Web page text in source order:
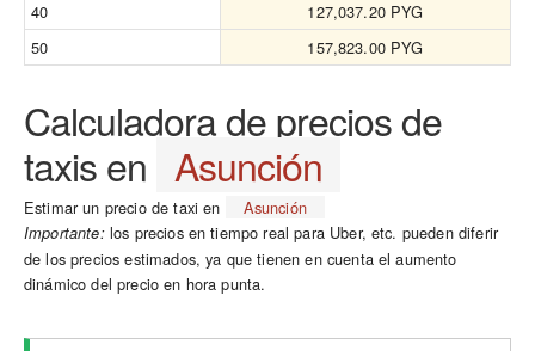
40
127,037.20 PYG
50
157,823.00 PYG
Calculadora de precios de
taxis en Asunción
Estimar un precio de taxi en Asunción
Importante:los precios en tiempo real para Uber, etc. pueden diferir
de los precios estimados, ya que tienen en cuenta el aumento
dinámico del precio en hora punta.